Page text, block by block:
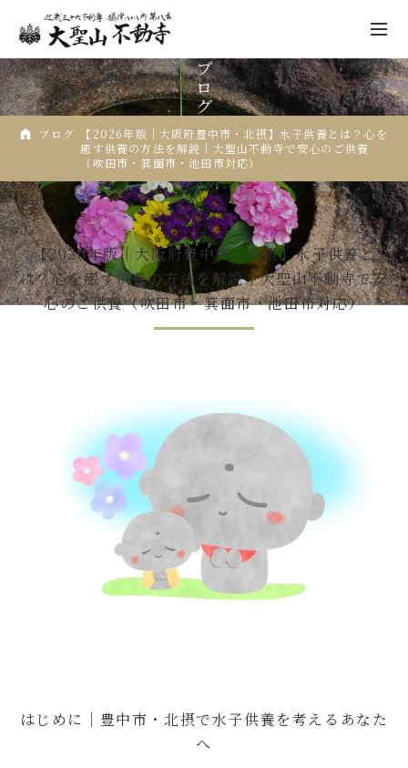
不動寺について
祈願
先祖供養
年中行事
仏像彫刻
永代供養・納骨
ブ
ロ
グ
ブログ
【2026年版｜大阪府豊中市・北摂】水子供養とは？心を
癒す供養の方法を解説｜大聖山不動寺で安心のご供養
（吹田市・箕面市・池田市対応）
行事報告 2025.10.29
【2026年版｜大阪府豊中市・北摂】水子供養と
は？心を癒す供養の方法を解説｜大聖山不動寺で安
心のご供養（吹田市・箕面市・池田市対応）
はじめに｜豊中市・北摂で水子供養を考えるあなた
へ